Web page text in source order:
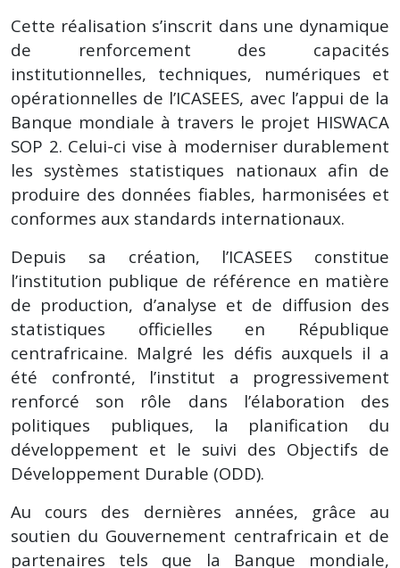
Cette réalisation s’inscrit dans une dynamique
de renforcement des capacités
institutionnelles, techniques, numériques et
opérationnelles de l’ICASEES, avec l’appui de la
Banque mondiale à travers le projet HISWACA
SOP 2. Celui-ci vise à moderniser durablement
les systèmes statistiques nationaux afin de
produire des données fiables, harmonisées et
conformes aux standards internationaux.
Depuis sa création, l’ICASEES constitue
l’institution publique de référence en matière
de production, d’analyse et de diffusion des
statistiques officielles en République
centrafricaine. Malgré les défis auxquels il a
été confronté, l’institut a progressivement
renforcé son rôle dans l’élaboration des
politiques publiques, la planification du
développement et le suivi des Objectifs de
Développement Durable (ODD).
Au cours des dernières années, grâce au
soutien du Gouvernement centrafricain et de
partenaires tels que la Banque mondiale,